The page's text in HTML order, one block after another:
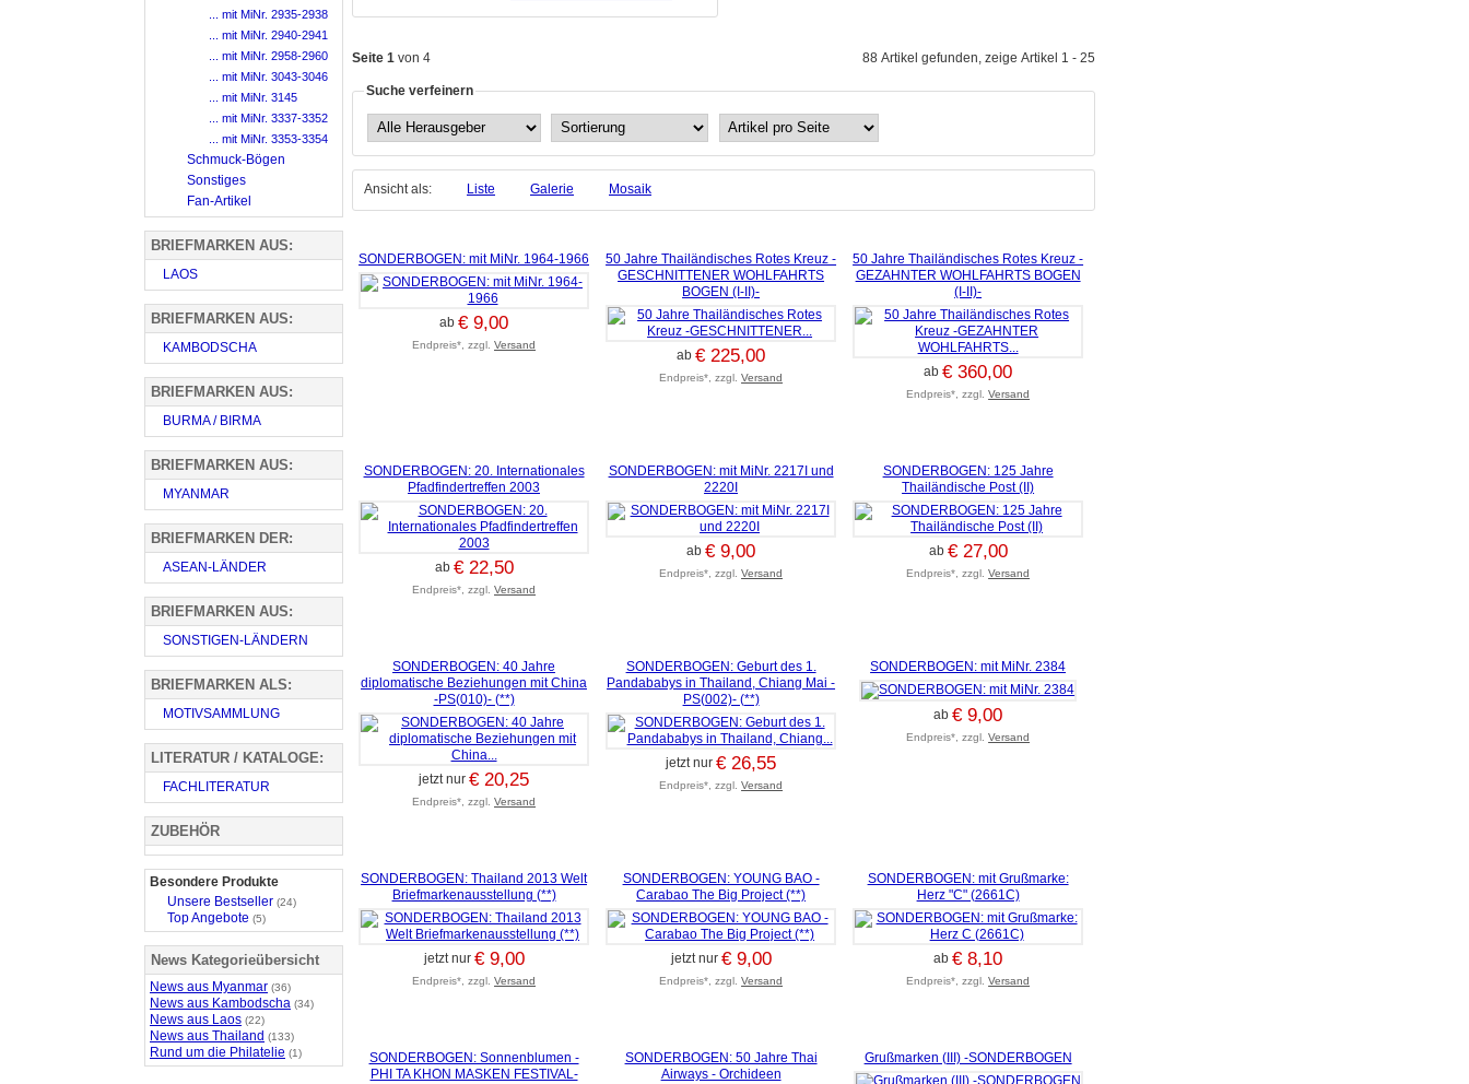
Seite 1 von 4 88 Artikel gefunden, zeige Artikel 1 - 25
Suche verfeinern
Ansicht als: Liste Galerie Mosaik
SONDERBOGEN: mit MiNr. 1964-1966
ab€ 9,00
Endpreis*, zzgl.Versand
50 Jahre Thailändisches Rotes Kreuz -
GESCHNITTENER WOHLFAHRTS
BOGEN (I-II)-
ab€ 225,00
Endpreis*, zzgl.Versand
50 Jahre Thailändisches Rotes Kreuz -
GEZAHNTER WOHLFAHRTS BOGEN
(I-II)-
ab€ 360,00
Endpreis*, zzgl.Versand
SONDERBOGEN: 20. Internationales
Pfadfindertreffen 2003
ab € 22,50
Endpreis*, zzgl.Versand
SONDERBOGEN: mit MiNr. 2217I und
2220I
ab€ 9,00
Endpreis*, zzgl.Versand
SONDERBOGEN: 125 Jahre
Thailändische Post (II)
ab € 27,00
Endpreis*, zzgl.Versand
SONDERBOGEN: 40 Jahre
diplomatische Beziehungen mit China
-PS(010)- (**)
jetzt nur€ 20,25
Endpreis*, zzgl.Versand
SONDERBOGEN: Geburt des 1.
Pandababys in Thailand, Chiang Mai -
PS(002)- (**)
jetzt nur€ 26,55
Endpreis*, zzgl.Versand
SONDERBOGEN: mit MiNr. 2384
ab€ 9,00
Endpreis*, zzgl.Versand
SONDERBOGEN: Thailand 2013 Welt
Briefmarkenausstellung (**)
jetzt nur € 9,00
Endpreis*, zzgl.Versand
SONDERBOGEN: YOUNG BAO -
Carabao The Big Project (**)
jetzt nur € 9,00
Endpreis*, zzgl.Versand
SONDERBOGEN: mit Grußmarke:
Herz "C" (2661C)
ab€ 8,10
Endpreis*, zzgl.Versand
SONDERBOGEN: Sonnenblumen -
PHI TA KHON MASKEN FESTIVAL-
SONDERBOGEN: 50 Jahre Thai
Airways - Orchideen
Grußmarken (III) -SONDERBOGEN
... mit MiNr. 2935-2938
... mit MiNr. 2940-2941
... mit MiNr. 2958-2960
... mit MiNr. 3043-3046
... mit MiNr. 3145
... mit MiNr. 3337-3352
... mit MiNr. 3353-3354
Schmuck-Bögen
Sonstiges
Fan-Artikel
BRIEFMARKEN AUS:
LAOS
BRIEFMARKEN AUS:
KAMBODSCHA
BRIEFMARKEN AUS:
BURMA / BIRMA
BRIEFMARKEN AUS:
MYANMAR
BRIEFMARKEN DER:
ASEAN-LÄNDER
BRIEFMARKEN AUS:
SONSTIGEN-LÄNDERN
BRIEFMARKEN ALS:
MOTIVSAMMLUNG
LITERATUR / KATALOGE:
FACHLITERATUR
ZUBEHÖR
Besondere Produkte
Unsere Bestseller (24)
Top Angebote (5)
News Kategorieübersicht
News aus Myanmar (36)
News aus Kambodscha (34)
News aus Laos (22)
News aus Thailand (133)
Rund um die Philatelie (1)